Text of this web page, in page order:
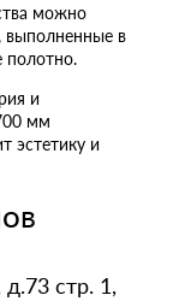
можно
выполненные в
полотно.
и
мм
эстетику и
стр. 1,